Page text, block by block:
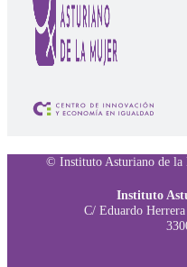
© Instituto Asturiano de la
Instituto
C/ Eduardo